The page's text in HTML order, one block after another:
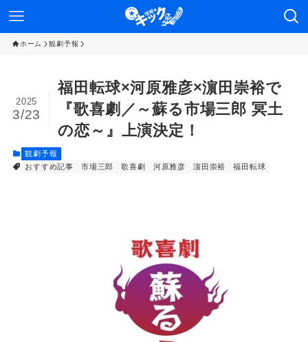
ホーム 観劇予報
福⽥転球×河原雅彦×濵⽥崇裕で
『歌喜劇／～蘇る市場三郎 冥⼟
の恋～』上演決定！
2025
3/23
観劇予報
おすすめ記事
市場三郎 歌喜劇 河原雅彦 濵⽥崇裕 福⽥転球